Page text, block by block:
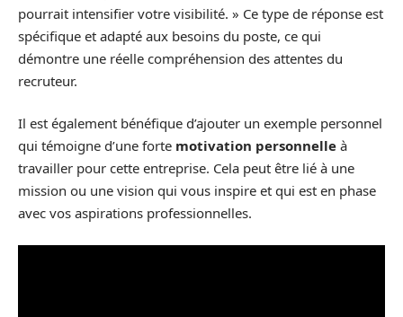
pourrait intensifier votre visibilité. » Ce type de réponse est
spécifique et adapté aux besoins du poste, ce qui
démontre une réelle compréhension des attentes du
recruteur.
Il est également bénéfique d’ajouter un exemple personnel
qui témoigne d’une forte motivation personnelle à
travailler pour cette entreprise. Cela peut être lié à une
mission ou une vision qui vous inspire et qui est en phase
avec vos aspirations professionnelles.